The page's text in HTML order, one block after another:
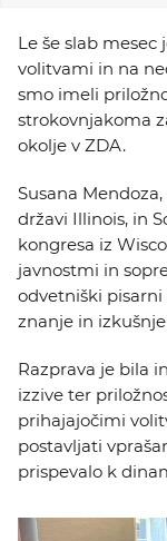
O NAS
KOLEDAR
NOVICE
KONTAKT
Le še slab
volitvami in na
smo imeli
strokovnjakoma
okolje v ZDA.
Susana
državi Illinois, in
kongresa iz
javnostmi in
odvetniški pisarni
znanje in
Razprava je bila
izzive ter
prihajajočimi
postavljati
prispevalo k